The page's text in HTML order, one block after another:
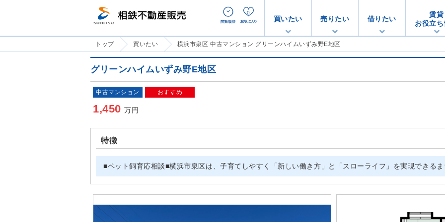
買いたい 売りたい 借りたい
賃貸
お役立
0
トップ 買いたい 横浜市泉区 中古マンション グリーンハイムいずみ野E地区
グリーンハイムいずみ野E地区
中古マンション おすすめ
1,450万円
特徴
■ペット飼育応相談■横浜市泉区は、子育てしやすく「新しい働き方」と「スローライフ」を実現できる